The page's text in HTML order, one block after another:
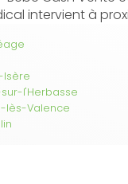
intervient à
Isère
l'Herbasse
lès-Valence